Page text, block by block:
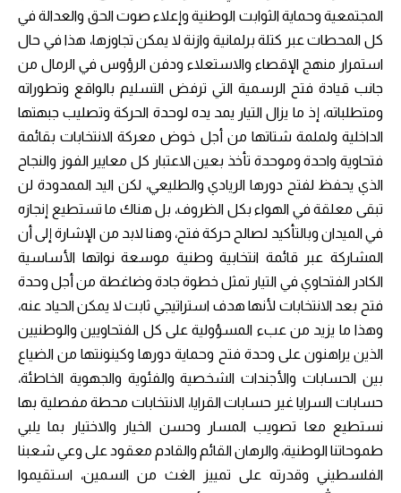
المجتمعية وحماية الثوابت الوطنية وإعلاء صوت الحق والعدالة في
كل المحطات عبر كتلة برلمانية وازنة لا يمكن تجاوزها، هذا في حال
استمرار منهج الإقصاء والاستعلاء ودفن الرؤوس في الرمال من
جانب قيادة فتح الرسمية التي ترفض التسليم بالواقع وتطوراته
ومتطلباته، إذ ما يزال التيار يمد يده لوحدة الحركة وتصليب جبهتها
الداخلية ولملمة شتاتها من أجل خوض معركة الانتخابات بقائمة
فتحاوية واحدة وموحدة تأخذ بعين الاعتبار كل معايير الفوز والنجاح
الذي يحفظ لفتح دورها الريادي والطليعي، لكن اليد الممدودة لن
تبقى معلقة في الهواء بكل الظروف، بل هناك ما تستطيع إنجازه
في الميدان وبالتأكيد لصالح حركة فتح، وهنا لابد من الإشارة إلى أن
المشاركة عبر قائمة انتخابية وطنية موسعة نواتها الأساسية
الكادر الفتحاوي في التيار تمثل خطوة جادة وضاغطة من أجل وحدة
فتح بعد الانتخابات لأنها هدف استراتيجي ثابت لا يمكن الحياد عنه،
وهذا ما يزيد من عبء المسؤولية على كل الفتحاويين والوطنيين
الذين يراهنون على وحدة فتح وحماية دورها وكينونتها من الضياع
بين الحسابات والأجندات الشخصية والفئوية والجهوية الخاطئة،
حسابات السرايا غير حسابات القرايا، الانتخابات محطة مفصلية بها
نستطيع معا تصويب المسار وحسن الخيار والاختيار بما يلبي
طموحاتنا الوطنية، والرهان القائم والقادم معقود على وعي شعبنا
الفلسطيني وقدرته على تمييز الغث من السمين، استقيموا